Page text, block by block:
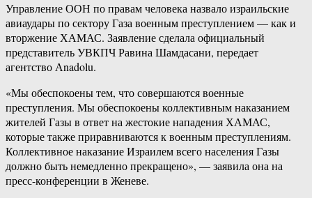
Управление ООН по правам человека назвало израильские
авиаудары по сектору Газа военным преступлением — как и
вторжение ХАМАС. Заявление сделала официальный
представитель УВКПЧ Равина Шамдасани, передает
агентство Аnadolu.
«Мы обеспокоены тем, что совершаются военные
преступления. Мы обеспокоены коллективным наказанием
жителей Газы в ответ на жестокие нападения ХАМАС,
которые также приравниваются к военным преступлениям.
Коллективное наказание Израилем всего населения Газы
должно быть немедленно прекращено», — заявила она на
пресс-конференции в Женеве.